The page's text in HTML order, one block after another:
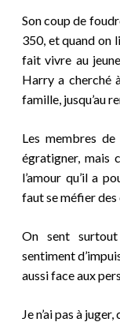
Son coup de
350, et quand on
fait vivre au
Harry a cherché
famille, jusqu’au
Les membres
égratigner, mais
l’amour qu’il a
faut se méfier
On sent
sentiment
aussi face aux
Je n’ai pas à